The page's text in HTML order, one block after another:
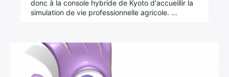
donc à la console hybride de Kyoto d'accueillir la
simulation de vie professionnelle agricole. …